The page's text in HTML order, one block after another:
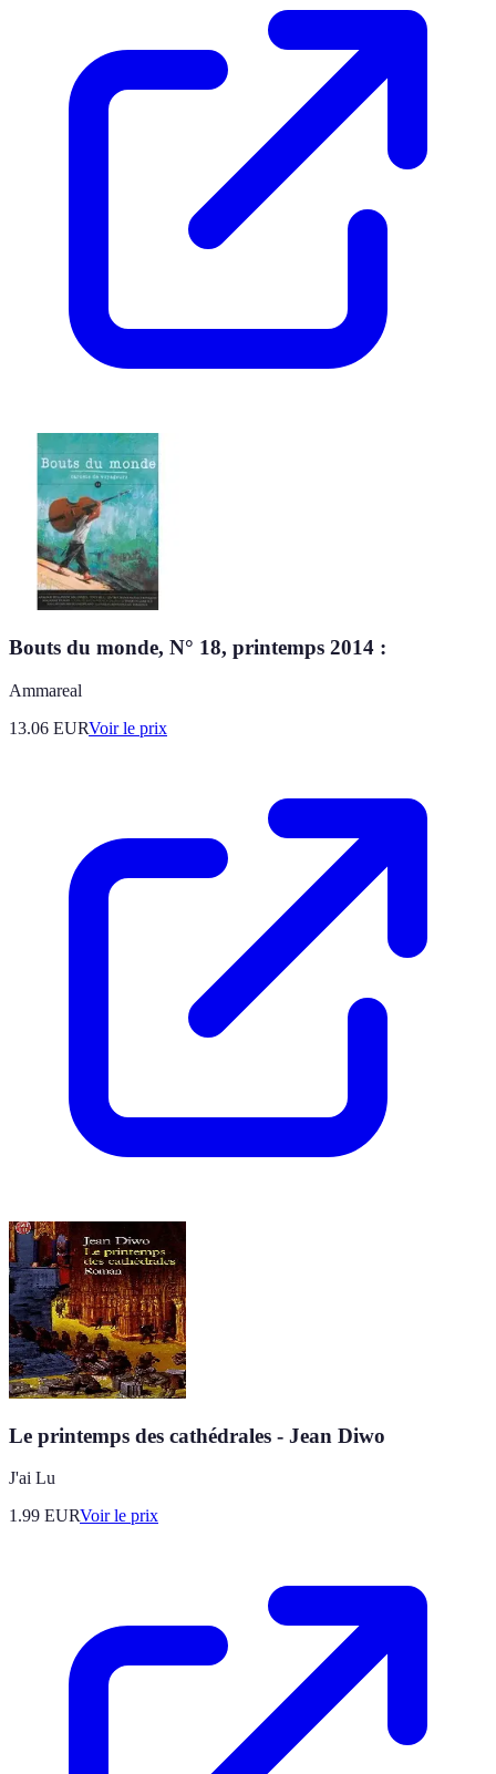
Bouts du monde, N° 18, printemps 2014 :
Ammareal
13.06 EURVoir le prix
Le printemps des cathédrales - Jean Diwo
J'ai Lu
1.99 EURVoir le prix